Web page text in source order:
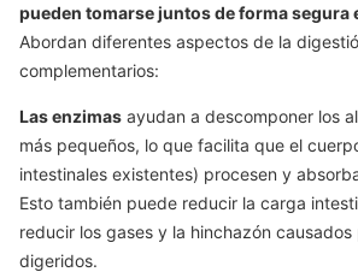
pueden tomarse juntos de forma segura
Abordan diferentes aspectos de la
complementarios:
Las enzimas ayudan a descomponer los
más pequeños, lo que facilita que el
intestinales existentes) procesen y
Esto también puede reducir la carga
reducir los gases y la hinchazón
digeridos.